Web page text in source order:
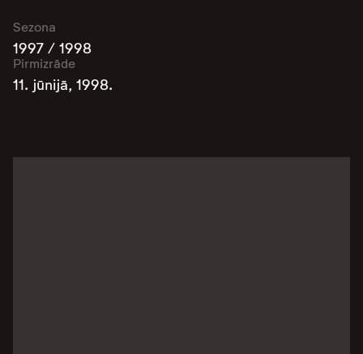
Sezona
1997 / 1998
Pirmizrāde
11. jūnijā, 1998.